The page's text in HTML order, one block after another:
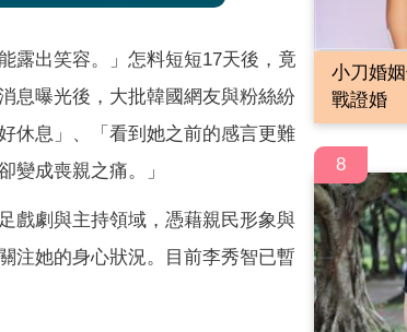
露出笑容。」怎料短短17天後，竟
息曝光後，大批韓國網友與粉絲紛
休息」、「看到她之前的感言更難
變成喪親之痛。」
戲劇與主持領域，憑藉親民形象與
注她的身心狀況。目前李秀智已暫
小刀婚
戰證婚
8